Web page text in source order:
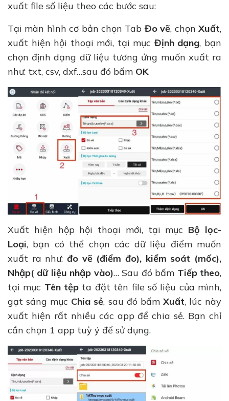
xuất file số liệu theo các bước sau:
Tại màn hình cơ bản chọn TabĐo vẽ, chọnXuất,
xuất hiện hội thoại mới, tại mụcĐịnh dạng, bạn
chọn định dạng dữ liệu tương ứng muốn xuất ra
như: txt, csv, dxf…sau đó bấm OK
Xuất hiện hộp hội thoại mới, tại mục Bộ lọc-
Loại, bạn có thể chọn các dữ liệu điểm muốn
xuất ra như: đo vẽ (điểm đo), kiểm soát (mốc),
Nhập( dữ liệu nhập vào)… Sau đó bấm Tiếp theo,
tại mục Tên tệp ta đặt tên file số liệu của mình,
gạt sáng mục Chia sẻ, sau đó bấm Xuất, lúc này
xuất hiện rất nhiều các app để chia sẻ. Bạn chỉ
cần chọn 1 app tuỳ ý để sử dụng.